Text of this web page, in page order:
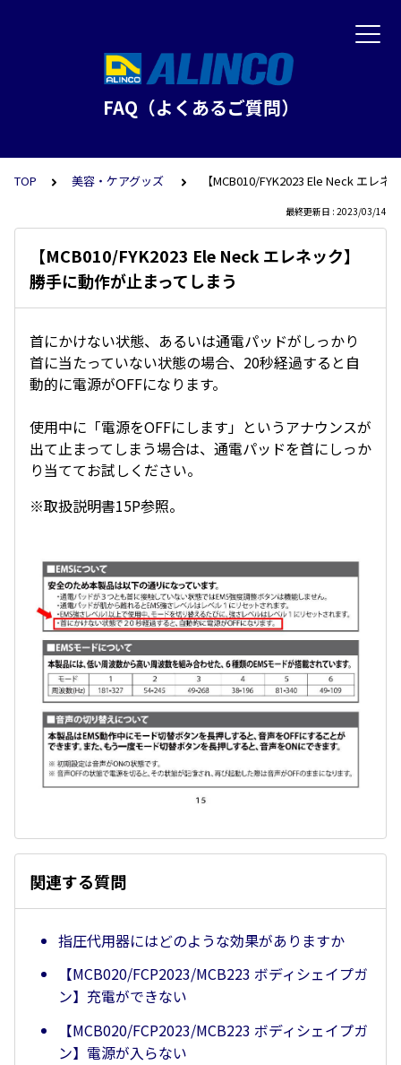
FAQ（よくあるご質問）
TOP 美容・ケアグッズ 【MCB010/FYK2023 Ele Neck エレ
最終更新日 : 2023/03/14
【MCB010/FYK2023 Ele Neck エレネック】
勝手に動作が止まってしまう
首にかけない状態、あるいは通電パッドがしっかり
首に当たっていない状態の場合、20秒経過すると自
動的に電源がOFFになります。
使用中に「電源をOFFにします」というアナウンスが
出て止まってしまう場合は、通電パッドを首にしっか
り当ててお試しください。
※取扱説明書15P参照。
関連する質問
指圧代用器にはどのような効果がありますか
【MCB020/FCP2023/MCB223 ボディシェイプガ
ン】充電ができない
【MCB020/FCP2023/MCB223 ボディシェイプガ
ン】電源が入らない